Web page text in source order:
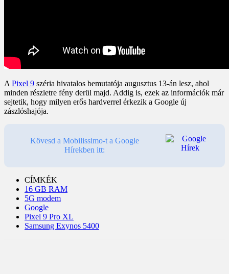
A Pixel 9 széria hivatalos bemutatója augusztus 13-án lesz, ahol
minden részletre fény derül majd. Addig is, ezek az információk már
sejtetik, hogy milyen erős hardverrel érkezik a Google új
zászlóshajója.
Kövesd a Mobilissimo-t a Google
Hírekben itt:
CÍMKÉK
16 GB RAM
5G modem
Google
Pixel 9 Pro XL
Samsung Exynos 5400